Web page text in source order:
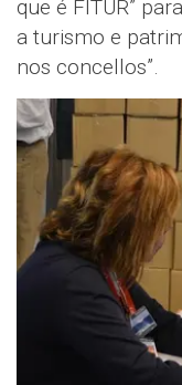
que é FITUR”
a turismo e
nos concellos”.